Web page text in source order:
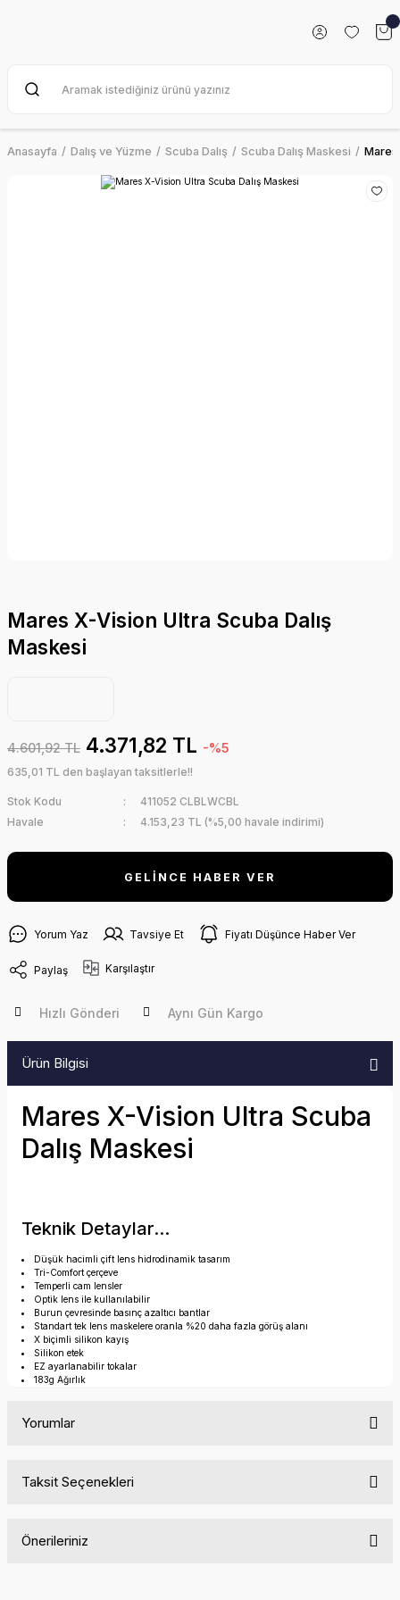
Anasayfa Dalış ve Yüzme Scuba Dalış Scuba Dalış Maskesi Mares
Mares X-Vision Ultra Scuba Dalış
Maskesi
4.601,92 TL 4.371,82 TL -%5
635,01 TL den başlayan taksitlerle!!
Stok Kodu
411052 CLBLWCBL
Havale
4.153,23 TL (%5,00 havale indirimi)
GELİNCE HABER VER
Yorum Yaz Tavsiye Et Fiyatı Düşünce Haber Ver
Paylaş Karşılaştır
Hızlı Gönderi Aynı Gün Kargo
Ürün Bilgisi
Mares X-Vision Ultra Scuba
Dalış Maskesi
Teknik Detaylar...
Düşük hacimli çift lens hidrodinamik tasarım
Tri-Comfort çerçeve
Temperli cam lensler
Optik lens ile kullanılabilir
Burun çevresinde basınç azaltıcı bantlar
Standart tek lens maskelere oranla %20 daha fazla görüş alanı
X biçimli silikon kayış
Silikon etek
EZ ayarlanabilir tokalar
183g Ağırlık
Yorumlar
Taksit Seçenekleri
Önerileriniz